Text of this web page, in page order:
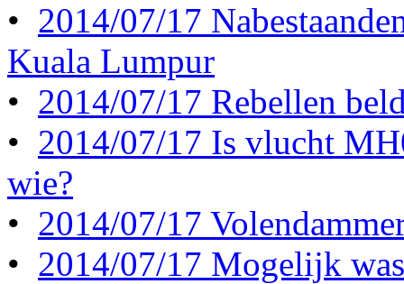
• 2014/07/17
Kuala Lumpur
• 2014/07/17 Rebellen
• 2014/07/17 Is vlucht
wie?
• 2014/07/17
• 2014/07/17 Mogelijk